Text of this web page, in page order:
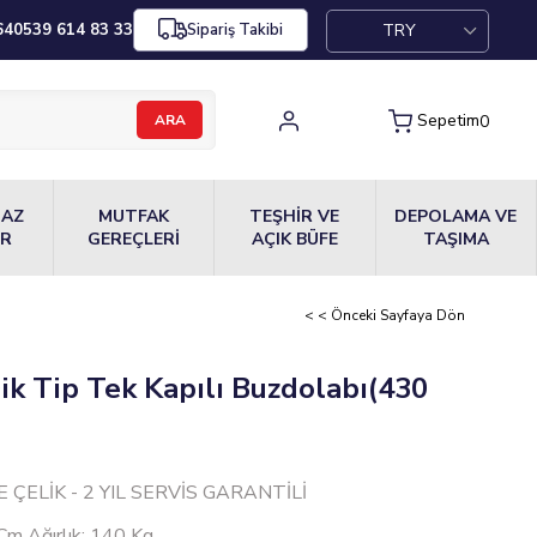
0539 614 83 33 Sipariş Takibi TRY
Sepetim0
MUTFAK
GEREÇLERİ
TEŞHİR VE
AÇIK BÜFE
DEPOLAMA VE
TAŞIMA
< < Önceki Sayfaya Dön
Tip Tek Kapılı Buzdolabı(430
- 2 YIL SERVİS GARANTİLİ